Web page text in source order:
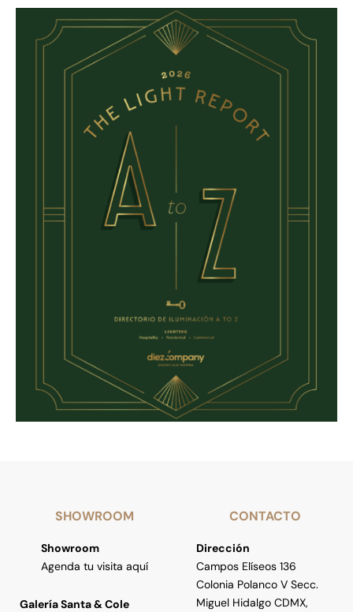
SHOWROOM
Showroom
Agenda tu visita aquí
Galería Santa & Cole
CONTACTO
Dirección
Campos Elíseos 136
Colonia Polanco V Secc.
Miguel Hidalgo CDMX,